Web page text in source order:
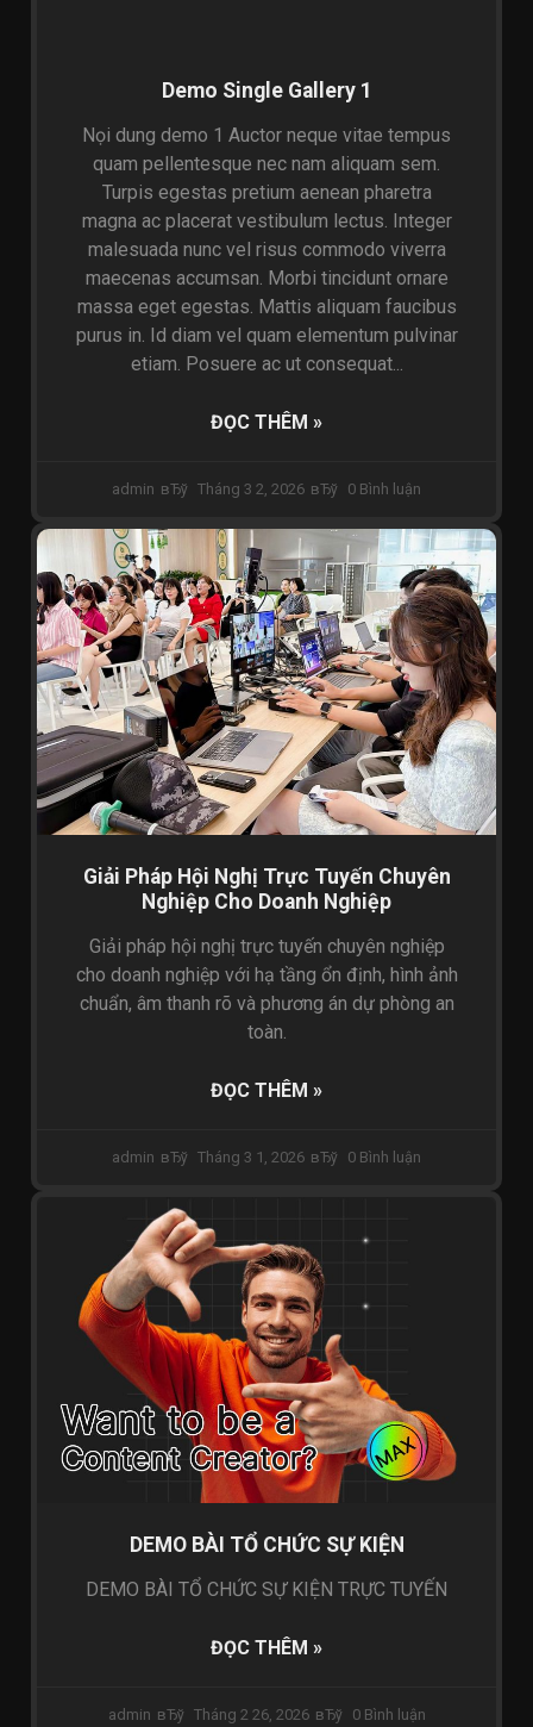
Demo Single Gallery 1
Nọi dung demo 1 Auctor neque vitae tempus
quam pellentesque nec nam aliquam sem.
Turpis egestas pretium aenean pharetra
magna ac placerat vestibulum lectus. Integer
malesuada nunc vel risus commodo viverra
maecenas accumsan. Morbi tincidunt ornare
massa eget egestas. Mattis aliquam faucibus
purus in. Id diam vel quam elementum pulvinar
etiam. Posuere ac ut consequat...
ĐỌC THÊM »
admin Tháng 3 2, 2026 0 Bình luận
GIẢI PHÁP HỘI NGHỊ TRỰC TUYẾN
Giải Pháp Hội Nghị Trực Tuyến Chuyên
Nghiệp Cho Doanh Nghiệp
Giải pháp hội nghị trực tuyến chuyên nghiệp
cho doanh nghiệp với hạ tầng ổn định, hình ảnh
chuẩn, âm thanh rõ và phương án dự phòng an
toàn.
ĐỌC THÊM »
admin Tháng 3 1, 2026 0 Bình luận
TỔ CHỨC SỰ KIỆN
DEMO BÀI TỔ CHỨC SỰ KIỆN
DEMO BÀI TỔ CHỨC SỰ KIỆN TRỰC TUYẾN
ĐỌC THÊM »
admin Tháng 2 26, 2026 0 Bình luận